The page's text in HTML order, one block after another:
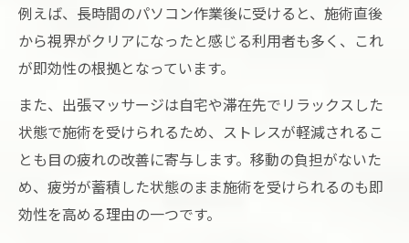
例えば、長時間のパソコン作業後に受けると、施術直後
から視界がクリアになったと感じる利用者も多く、これ
が即効性の根拠となっています。
また、出張マッサージは自宅や滞在先でリラックスした
状態で施術を受けられるため、ストレスが軽減されるこ
とも目の疲れの改善に寄与します。移動の負担がないた
め、疲労が蓄積した状態のまま施術を受けられるのも即
効性を高める理由の一つです。